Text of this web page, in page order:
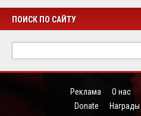
ПОИСК ПО САЙТУ
Реклама О нас
Donate
Награды